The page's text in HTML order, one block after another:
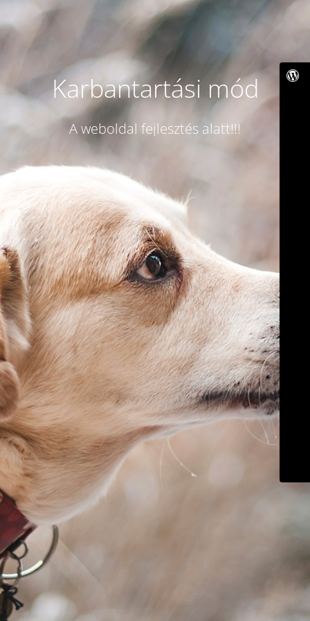
Karbantartási mód
A weboldal fejlesztés alatt!!!